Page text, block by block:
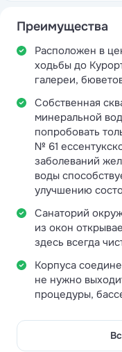
Преимущества
Расположен в
ходьбы до
галереи,
Собственная
минеральной
попробовать
№ 61
заболеваний
воды
улучшению
Санаторий
из окон
здесь всегда
Корпуса
не нужно
процедуры,